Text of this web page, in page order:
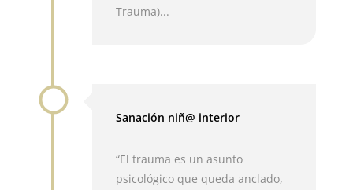
Trauma)...
Sanación niñ@ interior
“El trauma es un asunto
psicológico que queda anclado,